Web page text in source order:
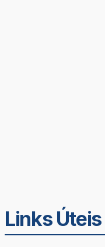
Links Úteis